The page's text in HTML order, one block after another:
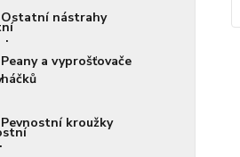
Ostatní nástrahy
Peany a vyprošťovače
háčků
Pevnostní kroužky